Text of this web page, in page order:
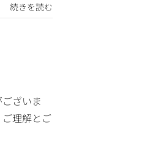
続きを読む
ざいま
理解とご